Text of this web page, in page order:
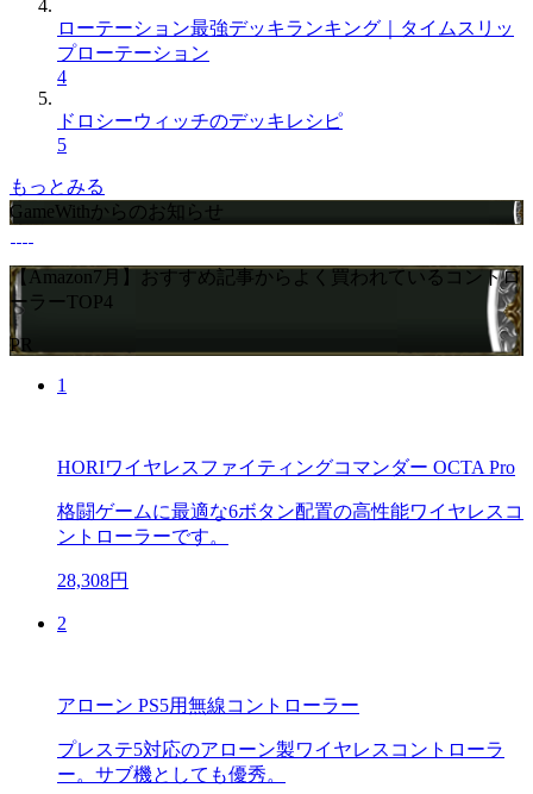
ローテーション最強デッキランキング｜タイムスリッ
プローテーション
4
ドロシーウィッチのデッキレシピ
5
もっとみる
GameWithからのお知らせ
【Amazon7月】おすすめ記事からよく買われているコントロ
ーラーTOP4
PR
1
HORIワイヤレスファイティングコマンダー OCTA Pro
格闘ゲームに最適な6ボタン配置の高性能ワイヤレスコ
ントローラーです。
28,308円
2
アローン PS5用無線コントローラー
プレステ5対応のアローン製ワイヤレスコントローラ
ー。サブ機としても優秀。